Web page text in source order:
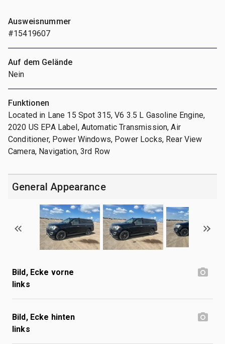
Ausweisnummer
#15419607
Auf dem Gelände
Nein
Funktionen
Located in Lane 15 Spot 315, V6 3.5 L Gasoline Engine,
2020 US EPA Label, Automatic Transmission, Air
Conditioner, Power Windows, Power Locks, Rear View
Camera, Navigation, 3rd Row
General Appearance
Bild, Ecke vorne
links
Bild, Ecke hinten
links